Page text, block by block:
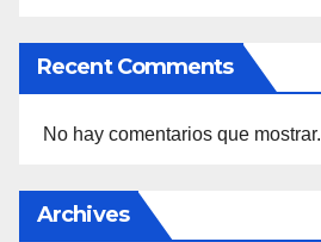
Recent Comments
No hay comentarios que mostrar.
Archives